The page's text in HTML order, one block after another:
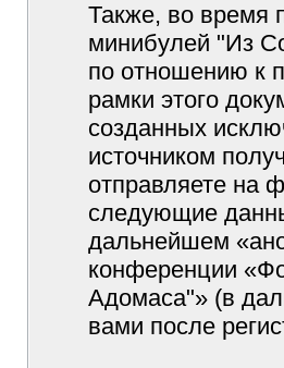
Также, во время
минибулей "Из
по отношению к
рамки этого
созданных
источником
отправляете на
следующие
дальнейшем
конференции
Адомаса"» (в
вами после